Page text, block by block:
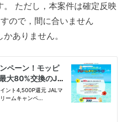
。 ただし，本案件は確定反映
ので，間に合いません
ありません。